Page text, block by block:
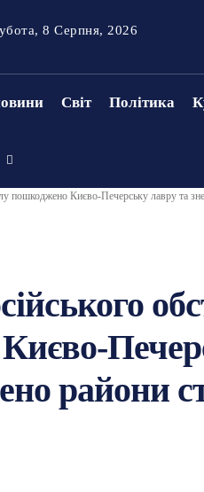
8 Серпня, 2026
Світ Політика
пошкоджено Києво-Печерську лавру та
райони